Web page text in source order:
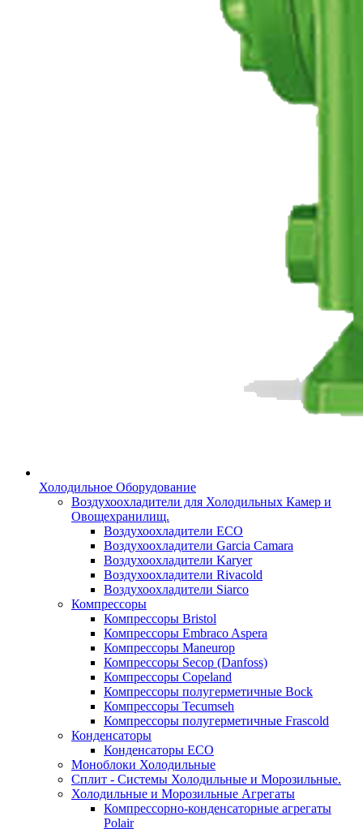
Холодильное Оборудование
Воздухоохладители для Холодильных Камер и
Овощехранилищ.
Воздухоохладители ECO
Воздухоохладители Garcia Camara
Воздухоохладители Karyer
Воздухоохладители Rivacold
Воздухоохладители Siarco
Компрессоры
Компрессоры Bristol
Компрессоры Embraco Aspera
Компрессоры Maneurop
Компрессоры Secop (Danfoss)
Компрессоры Copeland
Компрессоры полугерметичные Bock
Компрессоры Tecumseh
Компрессоры полугерметичные Frascold
Конденсаторы
Конденсаторы ECO
Моноблоки Холодильные
Сплит - Системы Холодильные и Морозильные.
Холодильные и Морозильные Агрегаты
Компрессорно-конденсаторные агрегаты
Polair